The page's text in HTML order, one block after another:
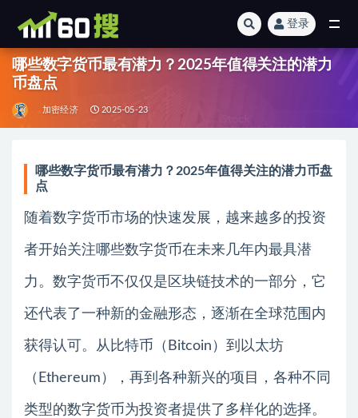
登录
哪些数字货币最有潜力？2025年值得关注的潜力
币盘点
加密经济 2025-05-23
哪些数字货币最有潜力？2025年值得关注的潜力币盘
点
随着数字货币市场的快速发展，越来越多的投资
者开始关注哪些数字货币在未来几年内最具潜
力。数字货币不仅仅是区块链技术的一部分，它
还代表了一种新的金融形态，逐渐在全球范围内
获得认可。从比特币（Bitcoin）到以太坊
（Ethereum），再到各种新兴的项目，各种不同
类型的数字货币为投资者提供了多样化的选择。